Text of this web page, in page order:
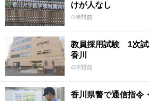
けが人なし
4時間前
教員採用試験 1次
香川
4時間前
香川県警で通信指令